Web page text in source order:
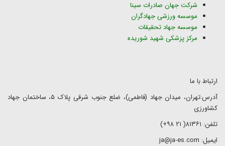
شرکت جهان صادرات سینا
موسسه ورزشی جهادگران
موسسه جهاد تحقیقات
مرکز پزشکی شهید شوریده
ارتباط با ما
آدرس:تهران، میدان جهاد (فاطمی)، ضلع جنوب شرقی پلاک ۵، ساختمان جهاد
کشاورزی
تلفن: ۸۱۳۶۱( ۲۱ ۹۸+)
ایمیل: ja@ja-es.com